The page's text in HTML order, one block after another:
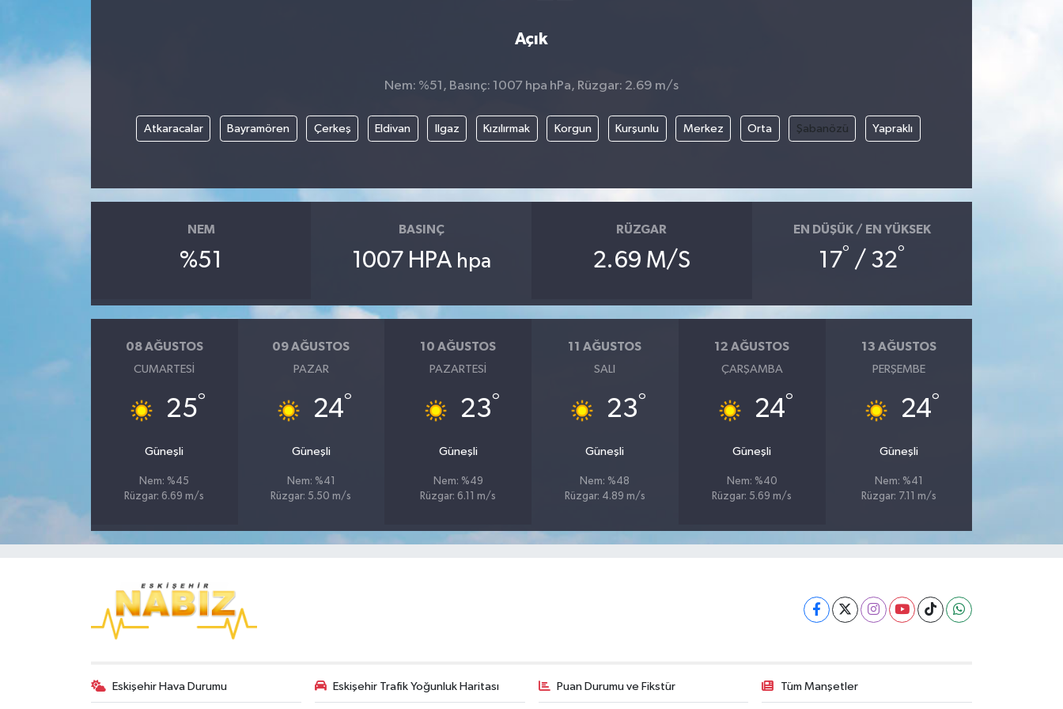
Açık
Nem: %51, Basınç: 1007 hpa hPa, Rüzgar: 2.69 m/s
Atkaracalar Bayramören Çerkeş Eldivan Ilgaz Kızılırmak Korgun Kurşunlu Merkez Orta Şabanözü Yapraklı
NEM
%51
BASINÇ
1007 HPA hpa
RÜZGAR
2.69 M/S
EN DÜŞÜK / EN YÜKSEK
17° / 32°
08 AĞUSTOS
CUMARTESI
25°
Güneşli
Nem: %45
Rüzgar: 6.69 m/s
09 AĞUSTOS
PAZAR
24°
Güneşli
Nem: %41
Rüzgar: 5.50 m/s
10 AĞUSTOS
PAZARTESI
23°
Güneşli
Nem: %49
Rüzgar: 6.11 m/s
11 AĞUSTOS
SALI
23°
Güneşli
Nem: %48
Rüzgar: 4.89 m/s
12 AĞUSTOS
ÇARŞAMBA
24°
Güneşli
Nem: %40
Rüzgar: 5.69 m/s
13 AĞUSTOS
PERŞEMBE
24°
Güneşli
Nem: %41
Rüzgar: 7.11 m/s
Eskişehir Hava Durumu Eskişehir Trafik Yoğunluk Haritası Puan Durumu ve Fikstür Tüm Manşetler
Kültür Sanat